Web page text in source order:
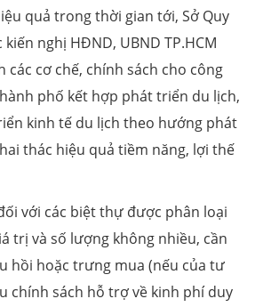
quả trong thời gian tới, Sở Quy
nghị HĐND, UBND TP.HCM
các cơ chế, chính sách cho công
phố kết hợp phát triển du lịch,
kinh tế du lịch theo hướng phát
thác hiệu quả tiềm năng, lợi thế
với các biệt thự được phân loại
trị và số lượng không nhiều, cần
hồi hoặc trưng mua (nếu của tư
chính sách hỗ trợ về kinh phí duy